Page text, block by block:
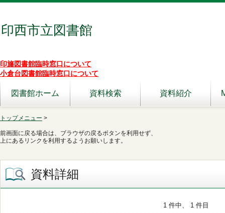
印西市立図書館
印旛図書館臨時窓口について
小倉台図書館臨時窓口について
図書館ホーム 資料検索 資料紹介
トップメニュー >
前画面に戻る場合は、ブラウザの戻るボタンを利用せず、
上にあるリンクを利用するようお願いします。
資料詳細
1 件中、 1 件目